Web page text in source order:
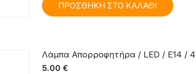
ΠΡΟΣΘΗΚΗ ΣΤΟ ΚΑΛΑΘΙ
Λάμπα Απορροφητήρα / LED / E14 /
5.00 €